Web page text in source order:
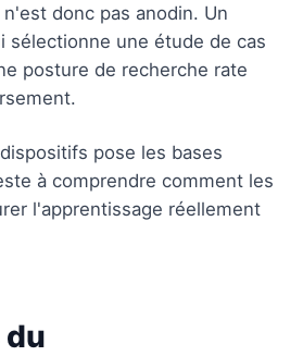
donc pas anodin. Un
sélectionne une étude de cas
posture de recherche rate
pose les bases
à comprendre comment les
l'apprentissage réellement